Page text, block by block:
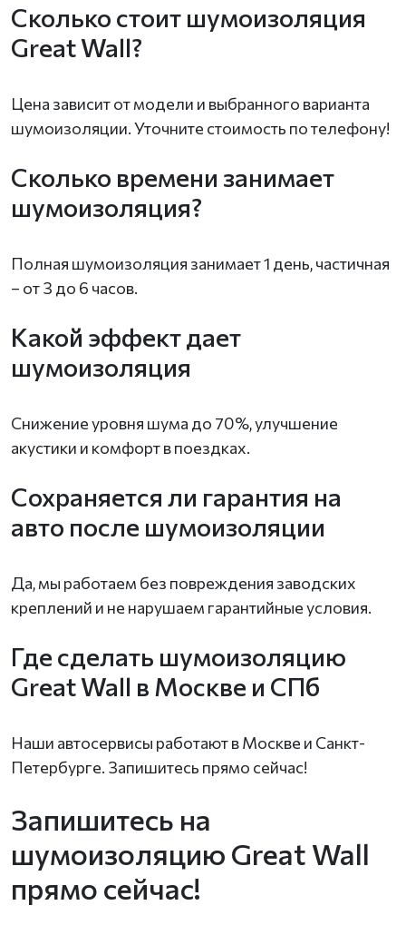
Сколько стоит шумоизоляция
Great Wall?
Цена зависит от модели и выбранного варианта
шумоизоляции. Уточните стоимость по телефону!
Сколько времени занимает
шумоизоляция?
Полная шумоизоляция занимает 1 день, частичная
– от 3 до 6 часов.
Какой эффект дает
шумоизоляция
Снижение уровня шума до 70%, улучшение
акустики и комфорт в поездках.
Сохраняется ли гарантия на
авто после шумоизоляции
Да, мы работаем без повреждения заводских
креплений и не нарушаем гарантийные условия.
Где сделать шумоизоляцию
Great Wall в Москве и СПб
Наши автосервисы работают в Москве и Санкт-
Петербурге. Запишитесь прямо сейчас!
Запишитесь на
шумоизоляцию Great Wall
прямо сейчас!